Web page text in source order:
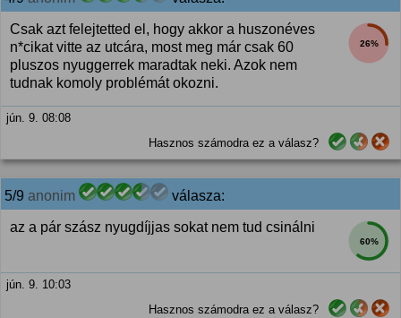
26%
Csak azt felejtetted el, hogy akkor a huszonéves
n*cikat vitte az utcára, most meg már csak 60
pluszos nyuggerrek maradtak neki. Azok nem
tudnak komoly problémát okozni.
jún. 9. 08:08
Hasznos számodra ez a válasz?
5/9 anonim válasza:
60%
az a pár szász nyugdíjjas sokat nem tud csinálni
jún. 9. 10:03
Hasznos számodra ez a válasz?